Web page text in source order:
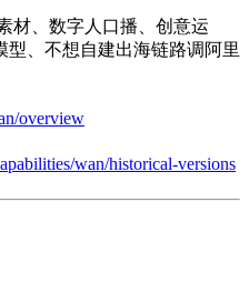
材、数字人口播、创意运
、不想自建出海链路调阿里
overview
wan/historical-versions